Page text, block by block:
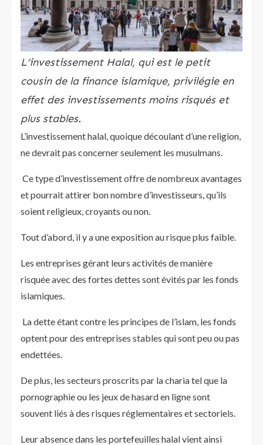
L’investissement Halal, qui est le petit
cousin de la finance islamique, privilégie en
effet des investissements moins risqués et
plus stables.
L’investissement halal, quoique découlant d’une religion,
ne devrait pas concerner seulement les musulmans.
Ce type d’investissement offre de nombreux avantages
et pourrait attirer bon nombre d’investisseurs, qu’ils
soient religieux, croyants ou non.
Tout d’abord, il y a une exposition au risque plus faible.
Les entreprises gérant leurs activités de manière
risquée avec des fortes dettes sont évités par les fonds
islamiques.
La dette étant contre les principes de l’islam, les fonds
optent pour des entreprises stables qui sont peu ou pas
endettées.
De plus, les secteurs proscrits par la charia tel que la
pornographie ou les jeux de hasard en ligne sont
souvent liés à des risques réglementaires et sectoriels.
Leur absence dans les portefeuilles halal vient ainsi